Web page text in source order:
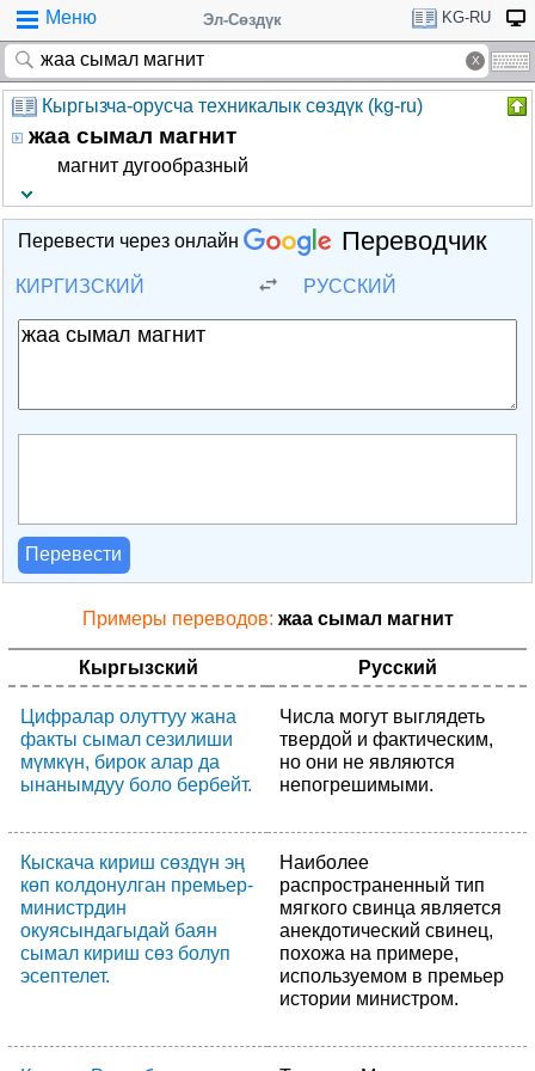
Меню Эл-Сөздүк KG-RU
Кыргызча-орусча техникалык сөздүк (kg-ru)
жаа сымал магнит
магнит дугообразный
Перевести через онлайн Переводчик
КИРГИЗСКИЙ РУССКИЙ
Перевести
Примеры переводов: жаа сымал магнит
Кыргызский Русский
Цифралар олуттуу жана
факты сымал сезилиши
мүмкүн, бирок алар да
ынанымдуу боло бербейт.
Числа могут выглядеть
твердой и фактическим,
но они не являются
непогрешимыми.
Кыскача кириш сөздүн эң
көп колдонулган премьер-
министрдин
окуясындагыдай баян
сымал кириш сөз болуп
эсептелет.
Наиболее
распространенный тип
мягкого свинца является
анекдотический свинец,
похожа на примере,
используемом в премьер
истории министром.